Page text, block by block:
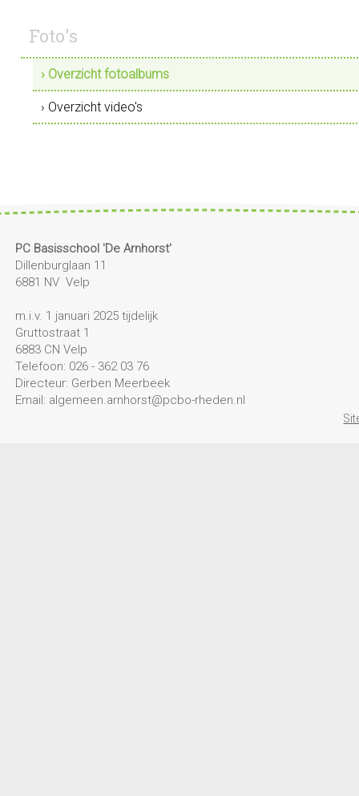
Foto's
› Overzicht fotoalbums
› Overzicht video's
PC Basisschool 'De Arnhorst'
Dillenburglaan 11
6881 NV Velp
m.i.v. 1 januari 2025 tijdelijk
Gruttostraat 1
6883 CN Velp
Telefoon: 026 - 362 03 76
Directeur: Gerben Meerbeek
Email: algemeen.arnhorst@pcbo-rheden.nl